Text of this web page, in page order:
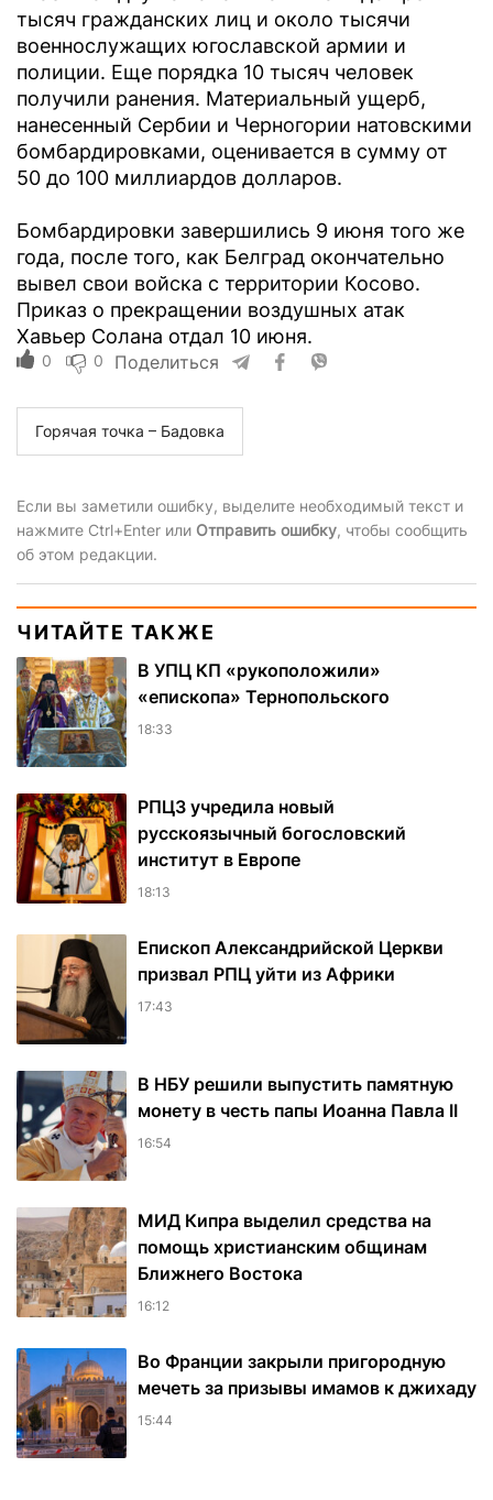
тысяч гражданских лиц и около тысячи
военнослужащих югославской армии и
полиции. Еще порядка 10 тысяч человек
получили ранения. Материальный ущерб,
нанесенный Сербии и Черногории натовскими
бомбардировками, оценивается в сумму от
50 до 100 миллиардов долларов.
Бомбардировки завершились 9 июня того же
года, после того, как Белград окончательно
вывел свои войска с территории Косово.
Приказ о прекращении воздушных атак
Хавьер Солана отдал 10 июня.
0 0 Поделиться
Горячая точка – Бадовка
Если вы заметили ошибку, выделите необходимый текст и
нажмите Ctrl+Enter или Отправить ошибку, чтобы сообщить
об этом редакции.
ЧИТАЙТЕ ТАКЖЕ
В УПЦ КП «рукоположили»
«епископа» Тернопольского
18:33
РПЦЗ учредила новый
русскоязычный богословский
институт в Европе
18:13
Епископ Александрийской Церкви
призвал РПЦ уйти из Африки
17:43
В НБУ решили выпустить памятную
монету в честь папы Иоанна Павла II
16:54
МИД Кипра выделил средства на
помощь христианским общинам
Ближнего Востока
16:12
Во Франции закрыли пригородную
мечеть за призывы имамов к джихаду
15:44